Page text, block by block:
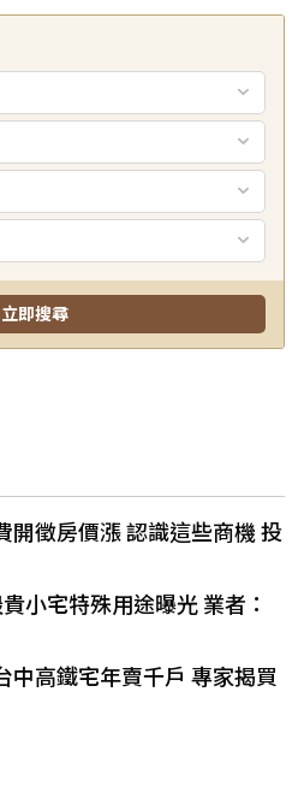
開徵房價漲 認識這些商機 投
小宅特殊用途曝光 業者：
中高鐵宅年賣千戶 專家揭買